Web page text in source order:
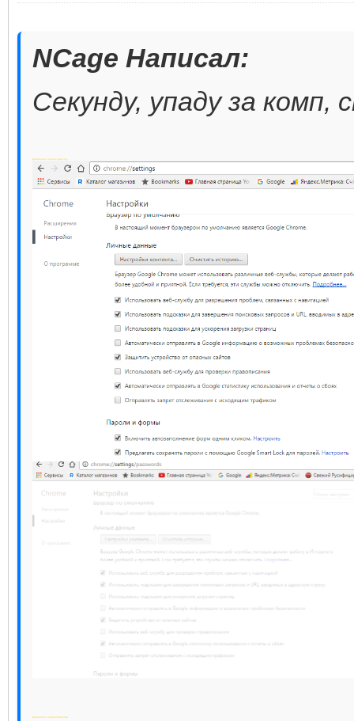
NCage Написал:
Секунду, упаду за комп,
Добавлено через 1 минуту
Добавлено через 4 минуты